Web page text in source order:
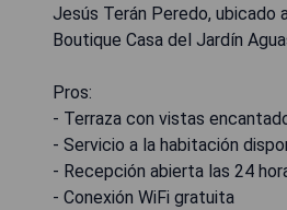
Jesús Terán Peredo, ubicado
Boutique Casa del Jardín
Pros:
- Terraza con vistas
- Servicio a la habitación
- Recepción abierta las 24
- Conexión WiFi gratuita